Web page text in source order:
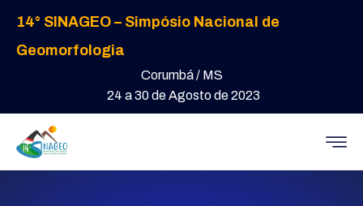
14° SINAGEO – Simpósio Nacional de
Geomorfologia
Corumbá / MS
24 a 30 de Agosto de 2023